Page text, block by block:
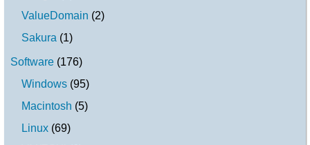
ValueDomain (2)
Sakura (1)
Software (176)
Windows (95)
Macintosh (5)
Linux (69)